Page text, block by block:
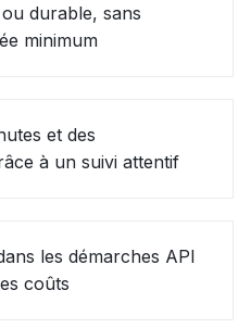
durable, sans
minimum
et des
à un suivi attentif
les démarches API
coûts